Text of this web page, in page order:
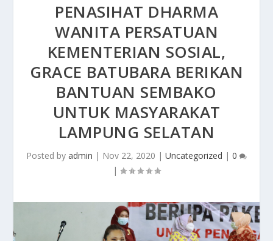
PENASIHAT DHARMA
WANITA PERSATUAN
KEMENTERIAN SOSIAL,
GRACE BATUBARA BERIKAN
BANTUAN SEMBAKO
UNTUK MASYARAKAT
LAMPUNG SELATAN
Posted by admin | Nov 22, 2020 | Uncategorized | 0
|